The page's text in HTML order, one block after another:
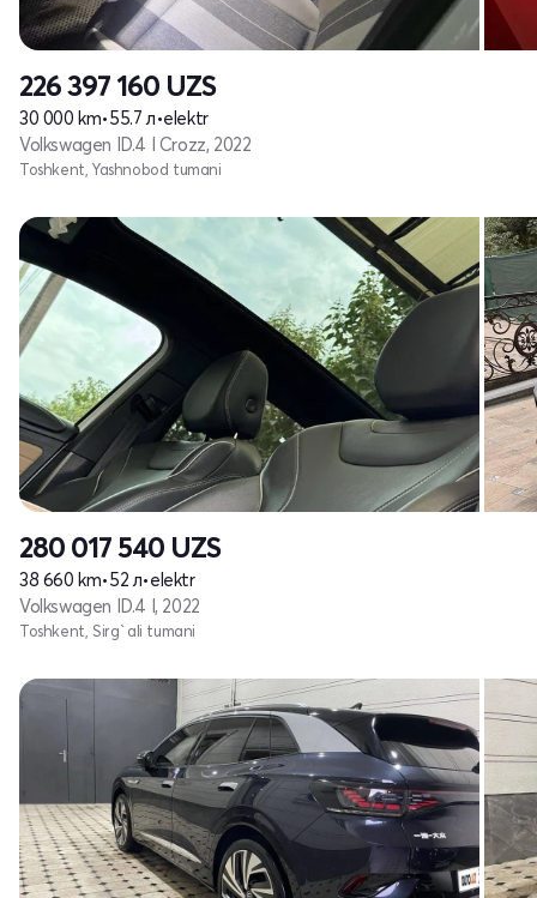
226 397 160 UZS
30 000 km•55.7 л•elektr
Volkswagen ID.4 I Crozz, 2022
Toshkent, Yashnobod tumani
280 017 540 UZS
38 660 km•52 л•elektr
Volkswagen ID.4 I, 2022
Toshkent, Sirg`ali tumani